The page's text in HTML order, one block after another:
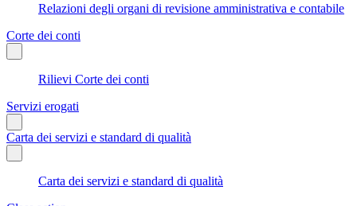
Relazioni degli organi di revisione amministrativa e contabile
Corte dei conti
Rilievi Corte dei conti
Servizi erogati
Carta dei servizi e standard di qualità
Carta dei servizi e standard di qualità